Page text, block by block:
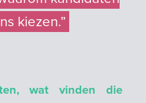
kiezen.”
wat vinden die